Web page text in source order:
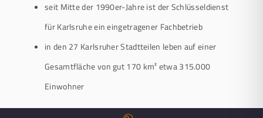
seit Mitte der 1990er-Jahre ist der Schlüsseldienst
für Karlsruhe ein eingetragener Fachbetrieb
in den 27 Karlsruher Stadtteilen leben auf einer
Gesamtfläche von gut 170 km² etwa 315.000
Einwohner